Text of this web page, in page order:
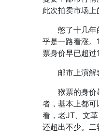
此次拍卖市场上
憋了十几年的
乎是一路看涨
票身价早已超过
邮市上演解
猴票的身价暴
者，基本上都
看，老JT、文
还超出不少。二